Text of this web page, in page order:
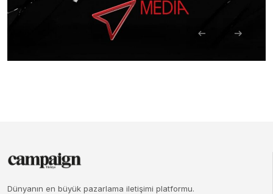
Dünyanın en büyük pazarlama iletişimi platformu.